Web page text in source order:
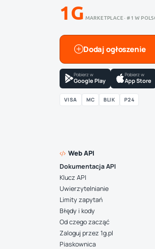
1G MARKETPLACE · #1 W
Dodaj ogłoszenie
Pobierz w
Google Play
Pobierz w
App Store
VISA MC BLIK P24
Web API
Dokumentacja API
Klucz API
Uwierzytelnianie
Limity zapytań
Błędy i kody
Od czego zacząć
Zaloguj przez 1g.pl
Piaskownica